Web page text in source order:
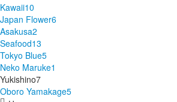
Kawaii10
Japan Flower6
Asakusa2
Seafood13
Tokyo Blue5
Neko Maruke1
Yukishino7
Oboro Yamakage5